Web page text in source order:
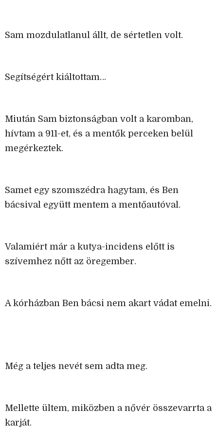
Sam mozdulatlanul állt, de sértetlen volt.
Segítségért kiáltottam…
Miután Sam biztonságban volt a karomban,
hívtam a 911-et, és a mentők perceken belül
megérkeztek.
Samet egy szomszédra hagytam, és Ben
bácsival együtt mentem a mentőautóval.
Valamiért már a kutya-incidens előtt is
szívemhez nőtt az öregember.
A kórházban Ben bácsi nem akart vádat emelni.
Még a teljes nevét sem adta meg.
Mellette ültem, miközben a nővér összevarrta a
karját.